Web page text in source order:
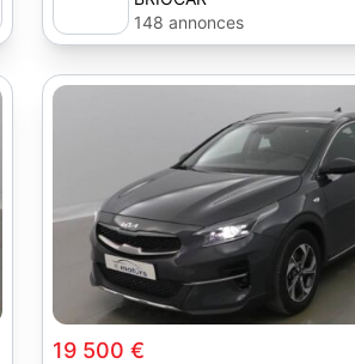
148 annonces
19 500 €